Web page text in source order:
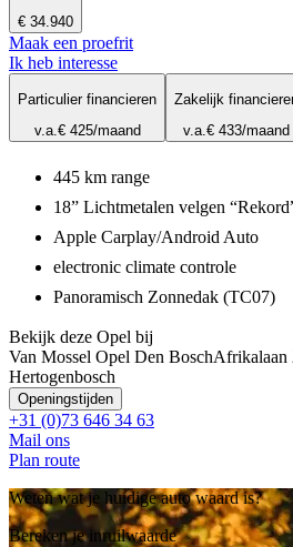
€ 34.940
Maak een proefrit
Ik heb interesse
Particulier financieren
v.a.€ 425/maand
Zakelijk
v.a.€ 433/maand
445 km range
18” Lichtmetalen velgen
Apple Carplay/Android Auto
electronic climate controle
Panoramisch Zonnedak (TC07)
Bekijk deze Opel bij
Van Mossel Opel Den BoschAfrikalaan
Hertogenbosch
Openingstijden
+31 (0)73 646 34 63
Mail ons
Plan route
Weten wat je huidige auto waard is?
Bereken je inruilwaarde